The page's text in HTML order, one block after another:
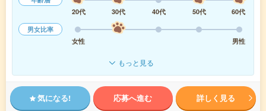
20代
30代 40代 50代
60代
男女比率
女性
男性
もっと見る
気になる! 応募へ進む 詳しく見る